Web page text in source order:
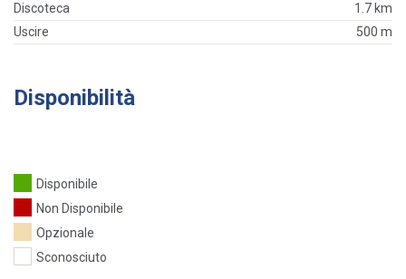
Discoteca
1.7 km
Uscire
500 m
Disponibilità
Disponibile
Non Disponibile
Opzionale
Sconosciuto